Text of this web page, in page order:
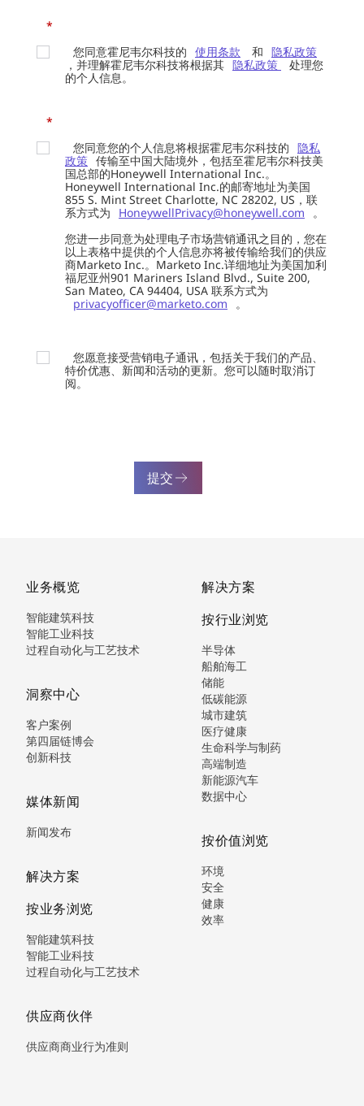
*
您同意霍尼韦尔科技的 使用条款 和 隐私政策
，并理解霍尼韦尔科技将根据其 隐私政策
处理您
的个人信息。
*
您同意您的个人信息将根据霍尼韦尔科技的 隐私
政策 传输至中国大陆境外，包括至霍尼韦尔科技美
国总部的Honeywell International Inc.。
Honeywell International Inc.的邮寄地址为美国
855 S. Mint Street Charlotte, NC 28202, US，联
系方式为
HoneywellPrivacy@honeywell.com
。
您进一步同意为处理电子市场营销通讯之目的，您在
以上表格中提供的个人信息亦将被传输给我们的供应
商Marketo Inc.。Marketo Inc.详细地址为美国加利
福尼亚州901 Mariners Island Blvd., Suite 200,
San Mateo, CA 94404, USA 联系方式为
privacyofficer@marketo.com
。
您愿意接受营销电子通讯，包括关于我们的产品、
特价优惠、新闻和活动的更新。您可以随时取消订
阅。
提交
业务概览
智能建筑科技
智能工业科技
过程自动化与工艺技术
洞察中心
客户案例
第四届链博会
创新科技
媒体新闻
新闻发布
解决方案
按业务浏览
智能建筑科技
智能工业科技
过程自动化与工艺技术
供应商伙伴
供应商商业行为准则
解决方案
按行业浏览
半导体
船舶海工
储能
低碳能源
城市建筑
医疗健康
生命科学与制药
高端制造
新能源汽车
数据中心
按价值浏览
环境
安全
健康
效率